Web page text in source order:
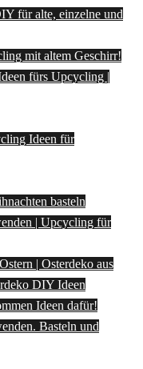
für alte, einzelne und
mit altem Geschirr!
fürs Upcycling |
Ideen für
basteln
| Upcycling für
| Osterdeko aus
DIY Ideen
Ideen dafür!
Basteln und